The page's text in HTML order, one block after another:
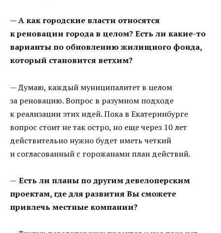
— А как городские власти относятся
к реновации города в целом? Есть ли какие-то
варианты по обновлению жилищного фонда,
который становится ветхим?
— Думаю, каждый муниципалитет в целом
за реновацию. Вопрос в разумном подходе
к реализации этих идей. Пока в Екатеринбурге
вопрос стоит не так остро, но еще через 10 лет
действительно нужно будет иметь четкий
и согласованный с горожанами план действий.
— Есть ли планы по другим девелоперским
проектам, где для развития Вы сможете
привлечь местные компании?